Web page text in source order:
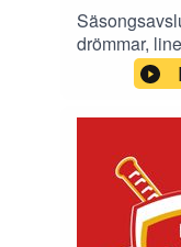
drömmar,
som Silly